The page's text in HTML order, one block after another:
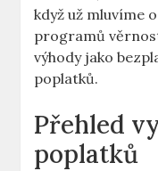
když už mluvíme
programů
výhody jako
poplatků.
Přehled
poplatků